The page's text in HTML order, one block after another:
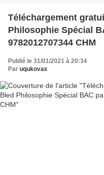
Téléchargement
Philosophie Spécial
9782012707344 CHM
Publié le 31/01/2021 à 20:34
Par uqukovax